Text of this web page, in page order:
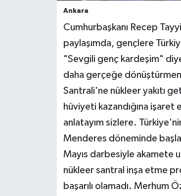
Ankara
Cumhurbaşkanı Recep
paylaşımda, gençlere
"Sevgili genç kardeşim"
daha gerçeğe
Santrali'ne nükleer yakıtı
hüviyeti kazandığına işaret
anlatayım sizlere.
Menderes döneminde
Mayıs darbesiyle akamete
nükleer santral inşa etme
başarılı olamadı. Merhum